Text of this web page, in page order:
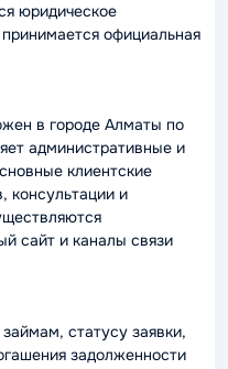
юридическое
официальная
в городе Алматы по
административные и
клиентские
консультации и
сайт и каналы связи
статусу заявки,
задолженности